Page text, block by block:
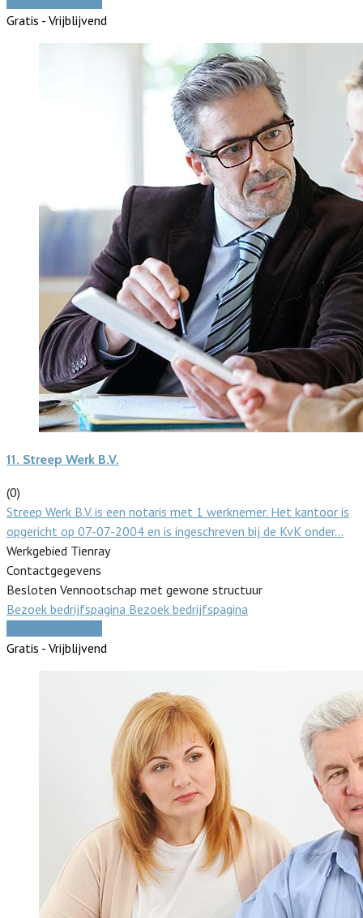
Gratis - Vrijblijvend
11. Streep Werk B.V.
(0)
Streep Werk B.V. is een notaris met 1 werknemer. Het kantoor is
opgericht op 07-07-2004 en is ingeschreven bij de KvK onder…
Werkgebied Tienray
Contactgegevens
Besloten Vennootschap met gewone structuur
Bezoek bedrijfspagina Bezoek bedrijfspagina
Gratis - Vrijblijvend